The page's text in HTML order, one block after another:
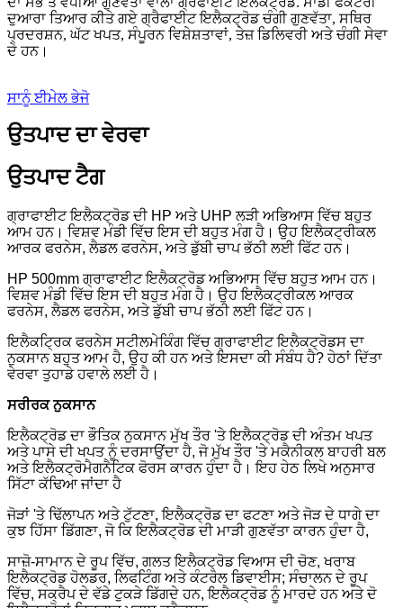
ਦੁਆਰਾ ਤਿਆਰ ਕੀਤੇ ਗਏ ਗ੍ਰੈਫਾਈਟ ਇਲੈਕਟ੍ਰੋਡ ਚੰਗੀ ਗੁਣਵੱਤਾ, ਸਥਿਰ
ਪ੍ਰਦਰਸ਼ਨ, ਘੱਟ ਖਪਤ, ਸੰਪੂਰਨ ਵਿਸ਼ੇਸ਼ਤਾਵਾਂ, ਤੇਜ਼ ਡਿਲਿਵਰੀ ਅਤੇ ਚੰਗੀ ਸੇਵਾ
ਦੇ ਹਨ।
ਸਾਨੂੰ ਈਮੇਲ ਭੇਜੋ
ਉਤਪਾਦ ਦਾ ਵੇਰਵਾ
ਉਤਪਾਦ ਟੈਗ
ਗ੍ਰਾਫਾਈਟ ਇਲੈਕਟ੍ਰੋਡ ਦੀ HP ਅਤੇ UHP ਲੜੀ ਅਭਿਆਸ ਵਿੱਚ ਬਹੁਤ
ਆਮ ਹਨ। ਵਿਸ਼ਵ ਮੰਡੀ ਵਿੱਚ ਇਸ ਦੀ ਬਹੁਤ ਮੰਗ ਹੈ। ਉਹ ਇਲੈਕਟ੍ਰੀਕਲ
ਆਰਕ ਫਰਨੇਸ, ਲੈਡਲ ਫਰਨੇਸ, ਅਤੇ ਡੁੱਬੀ ਚਾਪ ਭੱਠੀ ਲਈ ਫਿੱਟ ਹਨ।
HP 500mm ਗ੍ਰਾਫਾਈਟ ਇਲੈਕਟ੍ਰੋਡ ਅਭਿਆਸ ਵਿੱਚ ਬਹੁਤ ਆਮ ਹਨ।
ਵਿਸ਼ਵ ਮੰਡੀ ਵਿੱਚ ਇਸ ਦੀ ਬਹੁਤ ਮੰਗ ਹੈ। ਉਹ ਇਲੈਕਟ੍ਰੀਕਲ ਆਰਕ
ਫਰਨੇਸ, ਲੈਡਲ ਫਰਨੇਸ, ਅਤੇ ਡੁੱਬੀ ਚਾਪ ਭੱਠੀ ਲਈ ਫਿੱਟ ਹਨ।
ਇਲੈਕਟ੍ਰਿਕ ਫਰਨੇਸ ਸਟੀਲਮੇਕਿੰਗ ਵਿੱਚ ਗ੍ਰਾਫਾਈਟ ਇਲੈਕਟ੍ਰੋਡਸ ਦਾ
ਨੁਕਸਾਨ ਬਹੁਤ ਆਮ ਹੈ, ਉਹ ਕੀ ਹਨ ਅਤੇ ਇਸਦਾ ਕੀ ਸੰਬੰਧ ਹੈ? ਹੇਠਾਂ ਦਿੱਤਾ
ਵੇਰਵਾ ਤੁਹਾਡੇ ਹਵਾਲੇ ਲਈ ਹੈ।
ਸਰੀਰਕ ਨੁਕਸਾਨ
ਇਲੈਕਟ੍ਰੋਡ ਦਾ ਭੌਤਿਕ ਨੁਕਸਾਨ ਮੁੱਖ ਤੌਰ 'ਤੇ ਇਲੈਕਟ੍ਰੋਡ ਦੀ ਅੰਤਮ ਖਪਤ
ਅਤੇ ਪਾਸੇ ਦੀ ਖਪਤ ਨੂੰ ਦਰਸਾਉਂਦਾ ਹੈ, ਜੋ ਮੁੱਖ ਤੌਰ 'ਤੇ ਮਕੈਨੀਕਲ ਬਾਹਰੀ ਬਲ
ਅਤੇ ਇਲੈਕਟ੍ਰੋਮੈਗਨੈਟਿਕ ਫੋਰਸ ਕਾਰਨ ਹੁੰਦਾ ਹੈ। ਇਹ ਹੇਠ ਲਿਖੇ ਅਨੁਸਾਰ
ਸਿੱਟਾ ਕੱਢਿਆ ਜਾਂਦਾ ਹੈ
ਜੋੜਾਂ 'ਤੇ ਢਿੱਲਾਪਨ ਅਤੇ ਟੁੱਟਣਾ, ਇਲੈਕਟ੍ਰੋਡ ਦਾ ਫਟਣਾ ਅਤੇ ਜੋੜ ਦੇ ਧਾਗੇ ਦਾ
ਕੁਝ ਹਿੱਸਾ ਡਿੱਗਣਾ, ਜੋ ਕਿ ਇਲੈਕਟ੍ਰੋਡ ਦੀ ਮਾੜੀ ਗੁਣਵੱਤਾ ਕਾਰਨ ਹੁੰਦਾ ਹੈ,
ਸਾਜ਼ੋ-ਸਾਮਾਨ ਦੇ ਰੂਪ ਵਿੱਚ, ਗਲਤ ਇਲੈਕਟ੍ਰੋਡ ਵਿਆਸ ਦੀ ਚੋਣ, ਖਰਾਬ
ਇਲੈਕਟ੍ਰੋਡ ਹੋਲਡਰ, ਲਿਫਟਿੰਗ ਅਤੇ ਕੰਟਰੋਲ ਡਿਵਾਈਸ; ਸੰਚਾਲਨ ਦੇ ਰੂਪ
ਵਿੱਚ, ਸਕ੍ਰੈਪ ਦੇ ਵੱਡੇ ਟੁਕੜੇ ਡਿੱਗਦੇ ਹਨ, ਇਲੈਕਟ੍ਰੋਡ ਨੂੰ ਮਾਰਦੇ ਹਨ ਅਤੇ ਦੋ